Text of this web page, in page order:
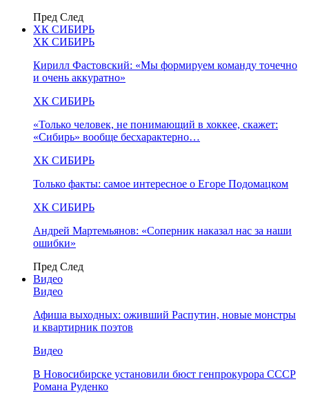
Пред След
ХК СИБИРЬ
ХК СИБИРЬ
Кирилл Фастовский: «Мы формируем команду точечно
и очень аккуратно»
ХК СИБИРЬ
«Только человек, не понимающий в хоккее, скажет:
«Сибирь» вообще бесхарактерно…
ХК СИБИРЬ
Только факты: самое интересное о Егоре Подомацком
ХК СИБИРЬ
Андрей Мартемьянов: «Соперник наказал нас за наши
ошибки»
Пред След
Видео
Видео
Афиша выходных: оживший Распутин, новые монстры
и квартирник поэтов
Видео
В Новосибирске установили бюст генпрокурора СССР
Романа Руденко